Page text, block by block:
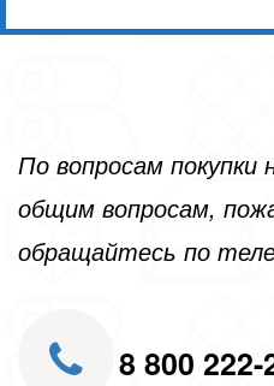
По вопросам покупки
общим вопросам,
обращайтесь по
8 800 222-